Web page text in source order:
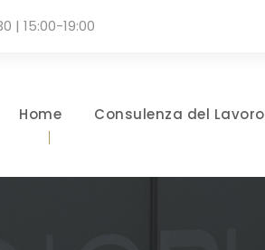
| 15:00-19:00
Home Consulenza del Lavoro